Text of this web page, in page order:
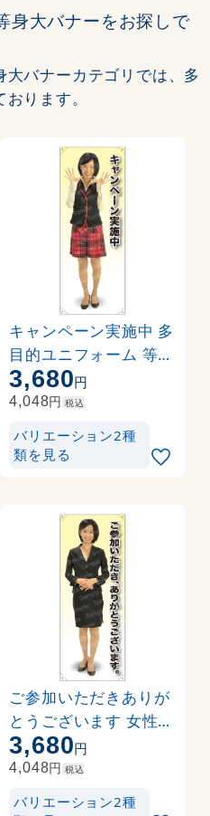
身大バナーをお探しで
バナーカテゴリでは、多
ります。
キャンペーン実施中 多
目的ユニフォーム 等身
大バナー 素材:トロマ
ット(厚手生地) (62281
3,680円
4,048円 税込
バリエーション2種
類を見る
ご参加いただきありが
とうございます 女性上
着 等身大バナー 素材:
トロマット(厚手生地) (
3,680円
4,048円 税込
バリエーション2種